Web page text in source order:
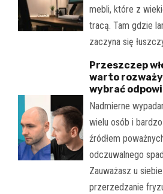
mebli, które z
tracą. Tam gdzie
zaczyna się
Przeszczep
warto
wybrać
Nadmierne
wielu osób i
źródłem
odczuwalnego
Zauważasz u
przerzedzanie